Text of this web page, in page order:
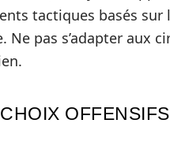
tactiques basés
Ne pas s’adapter aux